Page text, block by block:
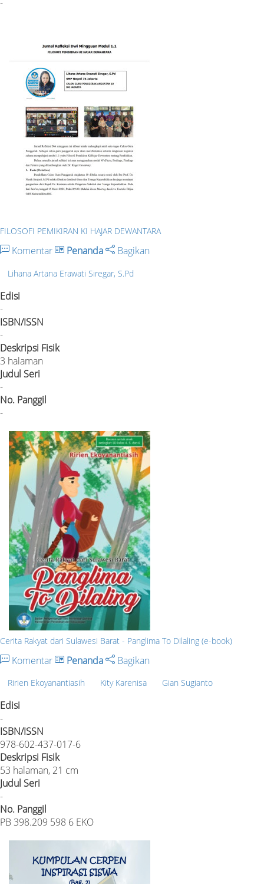
FILOSOFI PEMIKIRAN KI HAJAR DEWANTARA
Komentar Penanda Bagikan
Lihana Artana Erawati Siregar, S.Pd
Edisi
-
ISBN/ISSN
-
Deskripsi Fisik
3 halaman
Judul Seri
-
No. Panggil
-
Cerita Rakyat dari Sulawesi Barat - Panglima To Dilaling (e-book)
Komentar Penanda Bagikan
Ririen Ekoyanantiasih Kity Karenisa Gian Sugianto
Edisi
-
ISBN/ISSN
978-602-437-017-6
Deskripsi Fisik
53 halaman, 21 cm
Judul Seri
-
No. Panggil
PB 398.209 598 6 EKO